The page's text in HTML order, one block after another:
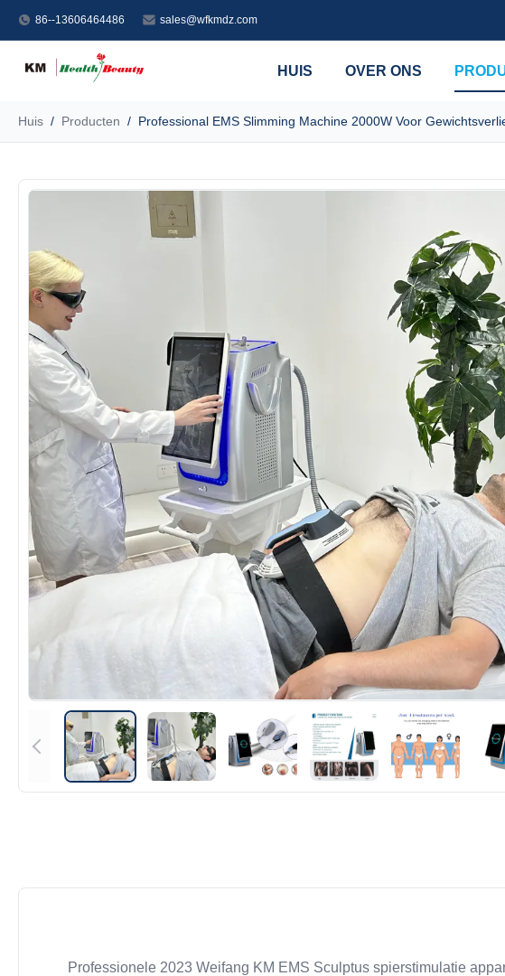
86--13606464486 sales@wfkmdz.com
HUIS OVER ONS
Huis / Producten / Professional EMS Slimming Machine 2000W Voor
Professionele 2023 Weifang KM EMS Sculptus spierstimulatie